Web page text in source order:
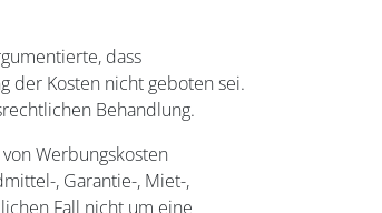
dass
der Kosten nicht geboten sei.
Behandlung.
Werbungskosten
, Garantie-, Miet-,
Fall nicht um eine